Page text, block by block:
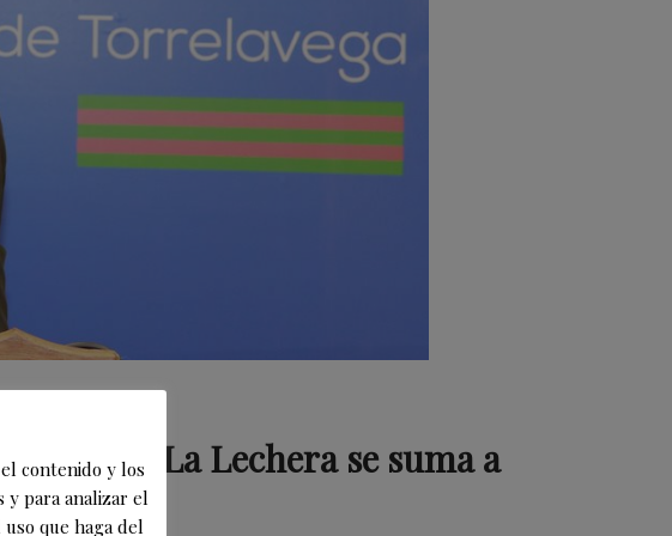
en La Lechera se suma a
contenido y los
y para analizar el
que haga del